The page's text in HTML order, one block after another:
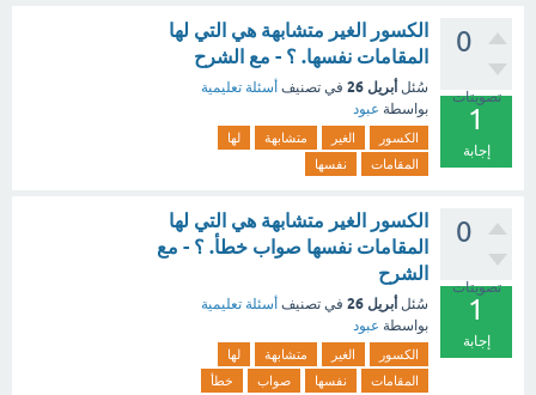
0
تصويتات
1
إجابة
الكسور الغير متشابهة هي التي لها
المقامات نفسها. ؟ - مع الشرح
سُئل أبريل 26 في تصنيف أسئلة تعليمية
بواسطة عبود
الكسور الغير متشابهة
لها
المقامات
نفسها
0
تصويتات
1
إجابة
الكسور الغير متشابهة هي التي لها
المقامات نفسها صواب خطأ. ؟ - مع
الشرح
سُئل أبريل 26 في تصنيف أسئلة تعليمية
بواسطة عبود
الكسور الغير متشابهة
لها
المقامات
نفسها صواب خطأ